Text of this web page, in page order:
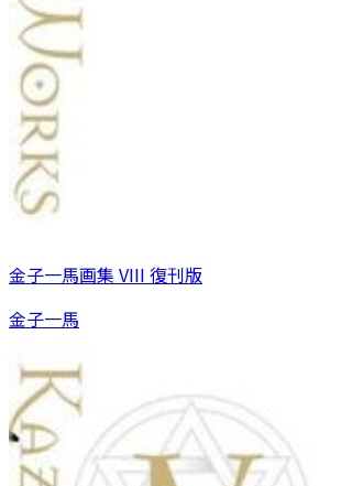
金子一馬画集 VIII 復刊版
金子一馬